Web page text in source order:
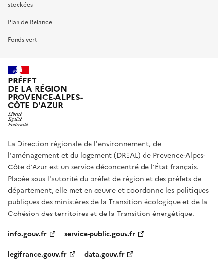
stockées
Plan de Relance
Fonds vert
PRÉFET
DE LA RÉGION
PROVENCE-ALPES-
CÔTE D'AZUR
La Direction régionale de l'environnement, de
l'aménagement et du logement (DREAL) de Provence-Alpes-
Côte d'Azur est un service déconcentré de l'État français.
Placée sous l'autorité du préfet de région et des préfets de
département, elle met en œuvre et coordonne les politiques
publiques des ministères de la Transition écologique et de la
Cohésion des territoires et de la Transition énergétique.
info.gouv.fr
service-public.gouv.fr
legifrance.gouv.fr
data.gouv.fr